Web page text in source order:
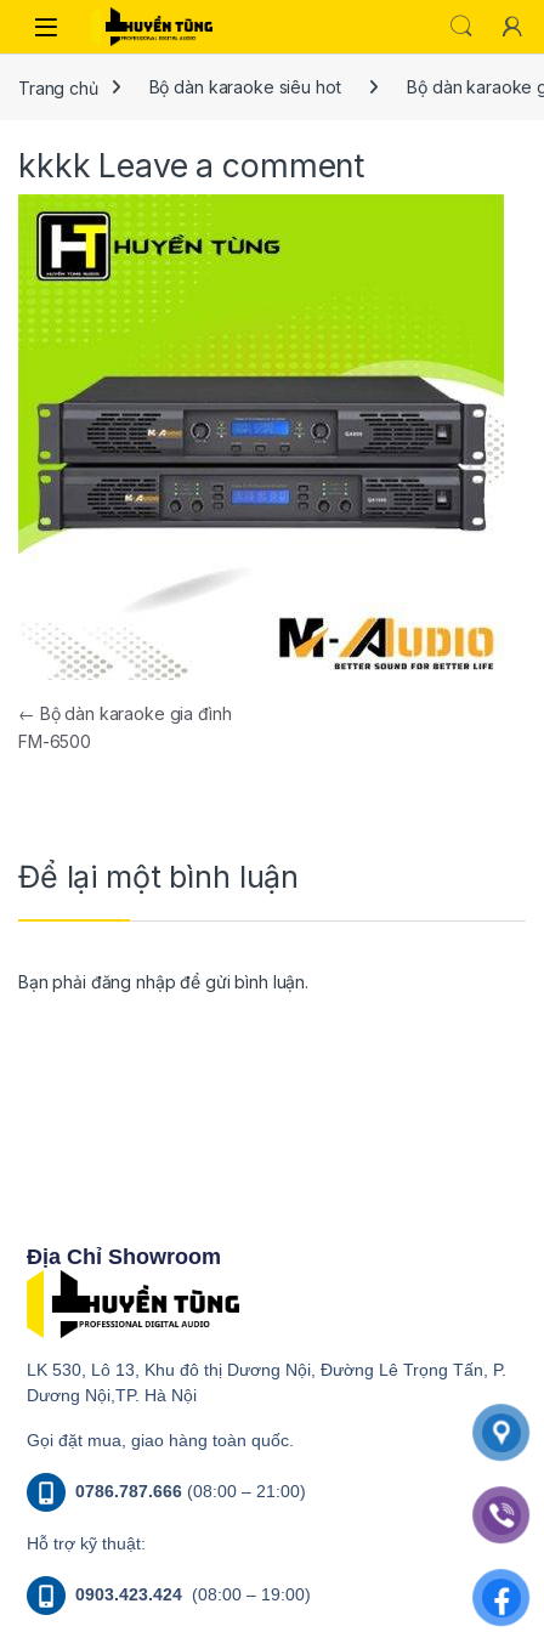
Trang chủ Bộ dàn karaoke siêu hot Bộ dàn karaoke
kkkk Leave a comment
← Bộ dàn karaoke gia đình
FM-6500
Để lại một bình luận
Bạn phải đăng nhập để gửi bình luận.
Địa Chỉ Showroom
LK 530, Lô 13, Khu đô thị Dương Nội, Đường Lê Trọng Tấn, P.
Dương Nội,TP. Hà Nội
Gọi đặt mua, giao hàng toàn quốc.
0786.787.666 (08:00 – 21:00)
Hỗ trợ kỹ thuật:
0903.423.424 (08:00 – 19:00)